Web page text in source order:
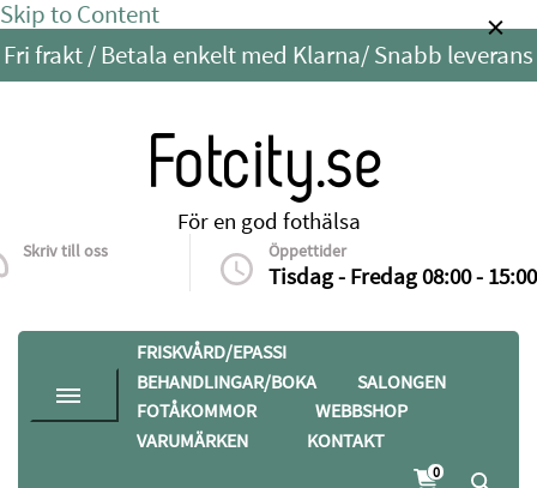
Skip to Content
Fri frakt / Betala enkelt med Klarna/ Snabb leverans
Fotcity.se
För en god fothälsa
Skriv till oss Öppettider
Tisdag - Fredag 08:00 - 15:00
FRISKVÅRD/EPASSI
BEHANDLINGAR/BOKA
SALONGEN
FOTÅKOMMOR
WEBBSHOP
VARUMÄRKEN
KONTAKT
0